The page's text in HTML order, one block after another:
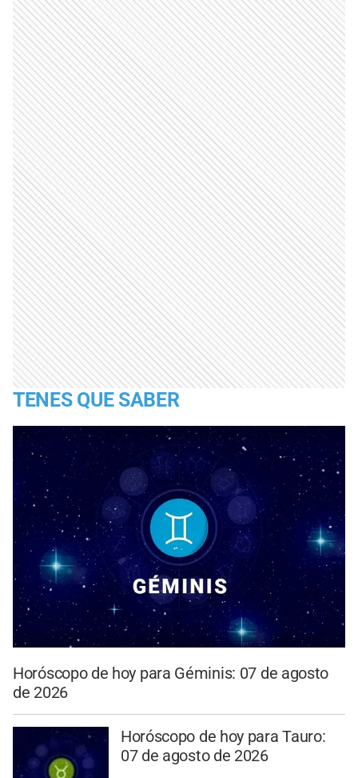
TENES QUE SABER
Horóscopo de hoy para Géminis: 07 de agosto
de 2026
Horóscopo de hoy para Tauro:
07 de agosto de 2026